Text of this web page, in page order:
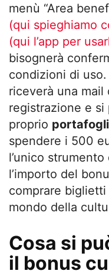
menù “Area
(qui spieghiamo
(qui l’app per
bisognerà
condizioni di
riceverà una mail
registrazione e si
proprio
spendere i 500
l’unico
l’importo del
comprare
mondo della
Cosa si
il bonus